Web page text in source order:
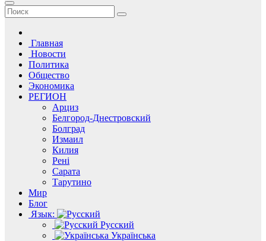
Главная
Новости
Политика
Общество
Экономика
РЕГИОН
Арциз
Белгород-Днестровский
Болград
Измаил
Килия
Рені
Сарата
Тарутино
Мир
Блог
Язык:
Русский
Українська